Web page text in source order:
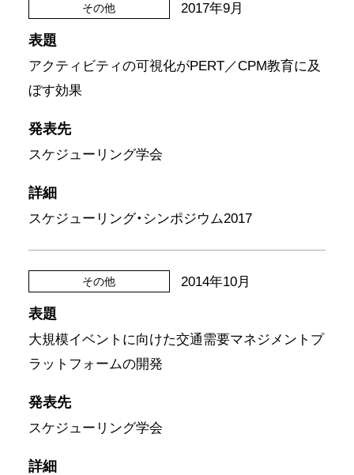
その他 2017年9月
表題
アクティビティの可視化がPERT／CPM教育に及
ぼす効果
発表先
スケジューリング学会
詳細
スケジューリング・シンポジウム2017
その他 2014年10月
表題
大規模イベントに向けた交通需要マネジメントプ
ラットフォームの開発
発表先
スケジューリング学会
詳細